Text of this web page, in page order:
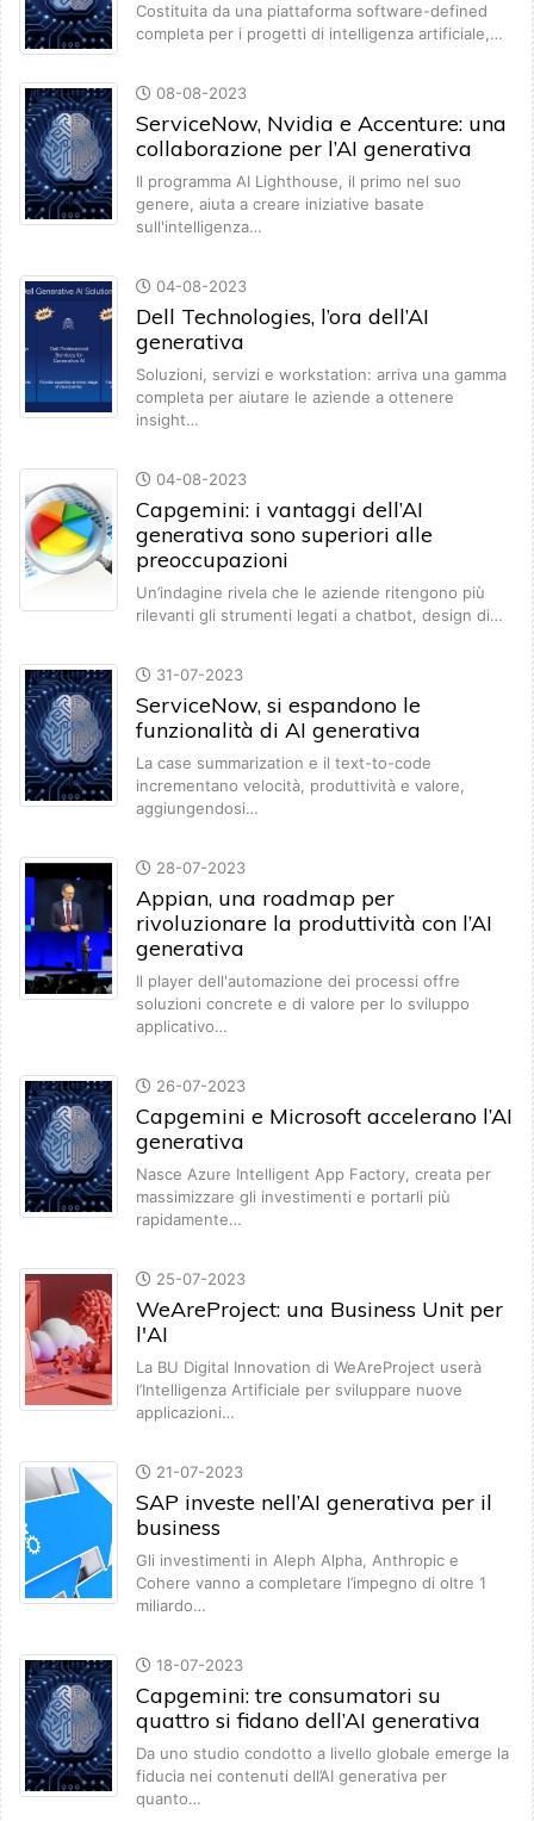
Costituita da una piattaforma software-defined
completa per i progetti di intelligenza artificiale,…
08-08-2023
ServiceNow, Nvidia e Accenture: una
collaborazione per l’AI generativa
Il programma AI Lighthouse, il primo nel suo
genere, aiuta a creare iniziative basate
sull'intelligenza…
04-08-2023
Dell Technologies, l’ora dell’AI
generativa
Soluzioni, servizi e workstation: arriva una gamma
completa per aiutare le aziende a ottenere
insight…
04-08-2023
Capgemini: i vantaggi dell’AI
generativa sono superiori alle
preoccupazioni
Un’indagine rivela che le aziende ritengono più
rilevanti gli strumenti legati a chatbot, design di…
31-07-2023
ServiceNow, si espandono le
funzionalità di AI generativa
La case summarization e il text-to-code
incrementano velocità, produttività e valore,
aggiungendosi…
28-07-2023
Appian, una roadmap per
rivoluzionare la produttività con l’AI
generativa
Il player dell'automazione dei processi offre
soluzioni concrete e di valore per lo sviluppo
applicativo…
26-07-2023
Capgemini e Microsoft accelerano l’AI
generativa
Nasce Azure Intelligent App Factory, creata per
massimizzare gli investimenti e portarli più
rapidamente…
25-07-2023
WeAreProject: una Business Unit per
l'AI
La BU Digital Innovation di WeAreProject userà
l’Intelligenza Artificiale per sviluppare nuove
applicazioni…
21-07-2023
SAP investe nell’AI generativa per il
business
Gli investimenti in Aleph Alpha, Anthropic e
Cohere vanno a completare l’impegno di oltre 1
miliardo…
18-07-2023
Capgemini: tre consumatori su
quattro si fidano dell’AI generativa
Da uno studio condotto a livello globale emerge la
fiducia nei contenuti dell’AI generativa per
quanto…